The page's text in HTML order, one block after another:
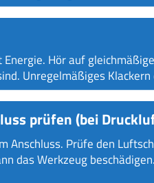
Hör auf
Unregelmäßiges
prüfen (bei
Anschluss. Prüfe den
das Werkzeug